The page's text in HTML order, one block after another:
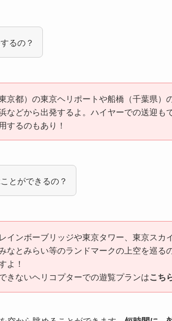
るの？
京都）の東京ヘリポートや船橋（千葉県）
などから出発するよ。ハイヤーでの送迎も
するのもあり！
とができるの？
インボーブリッジや東京タワー、東京スカ
なとみらい等のランドマークの上空を巡る
よ！
きないヘリコプターでの遊覧プランはこち